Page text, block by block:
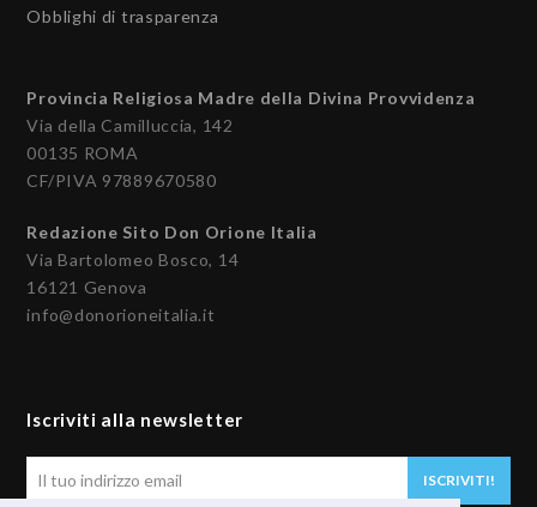
Obblighi di trasparenza
Provincia Religiosa Madre della Divina Provvidenza
Via della Camilluccia, 142
00135 ROMA
CF/PIVA 97889670580
Redazione Sito Don Orione Italia
Via Bartolomeo Bosco, 14
16121 Genova
info@donorioneitalia.it
Iscriviti alla newsletter
ISCRIVITI!